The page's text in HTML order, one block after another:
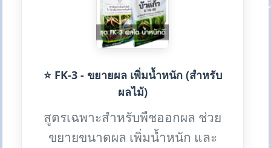
⭐ FK-3 - ขยายผล เพิ่มน้ำหนัก (สำหรับ
ผลไม้)
สูตรเฉพาะสำหรับพืชออกผล ช่วย
ขยายขนาดผล เพิ่มน้ำหนัก และ